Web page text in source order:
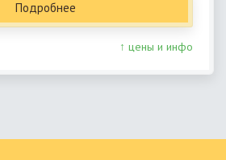
Подробнее
↑ цены и инфо